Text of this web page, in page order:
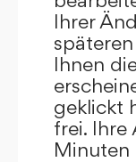
Ihrer
Ihnen
geklickt
frei. Ihre
Minuten